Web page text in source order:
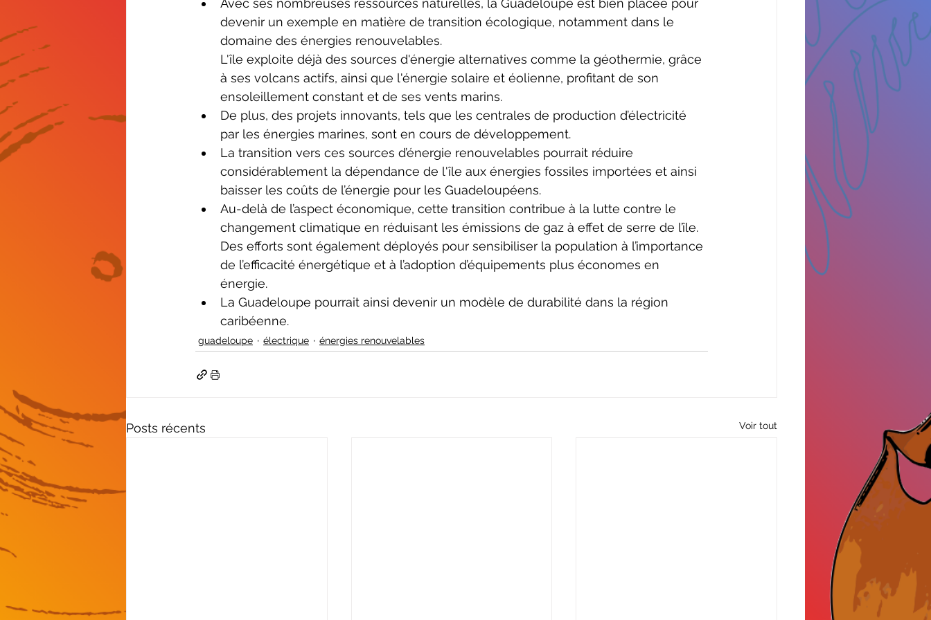
biodiversité
Avec ses nombreuses ressources naturelles, la Guadeloupe est bien placée pour
devenir un exemple en matière de transition écologique, notamment dans le
domaine des énergies renouvelables.
L'île exploite déjà des sources d'énergie alternatives comme la géothermie, grâce
à ses volcans actifs, ainsi que l'énergie solaire et éolienne, profitant de son
ensoleillement constant et de ses vents marins.
De plus, des projets innovants, tels que les centrales de production d’électricité
par les énergies marines, sont en cours de développement.
La transition vers ces sources d’énergie renouvelables pourrait réduire
considérablement la dépendance de l'île aux énergies fossiles importées et ainsi
baisser les coûts de l’énergie pour les Guadeloupéens.
Au-delà de l’aspect économique, cette transition contribue à la lutte contre le
changement climatique en réduisant les émissions de gaz à effet de serre de l’île.
Des efforts sont également déployés pour sensibiliser la population à l’importance
de l’efficacité énergétique et à l’adoption d’équipements plus économes en
énergie.
La Guadeloupe pourrait ainsi devenir un modèle de durabilité dans la région
caribéenne.
guadeloupe électrique énergies renouvelables
Posts récents Voir tout